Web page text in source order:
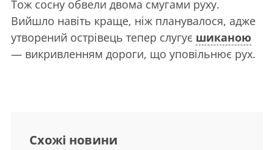
Тож сосну обвели двома смугами руху.
Вийшло навіть краще, ніж планувалося, адже
утворений острівець тепер слугує шиканою
— викривленням дороги, що уповільнює рух.
Схожі новини